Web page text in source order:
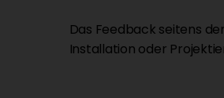
Das Feedback seitens
Installation oder